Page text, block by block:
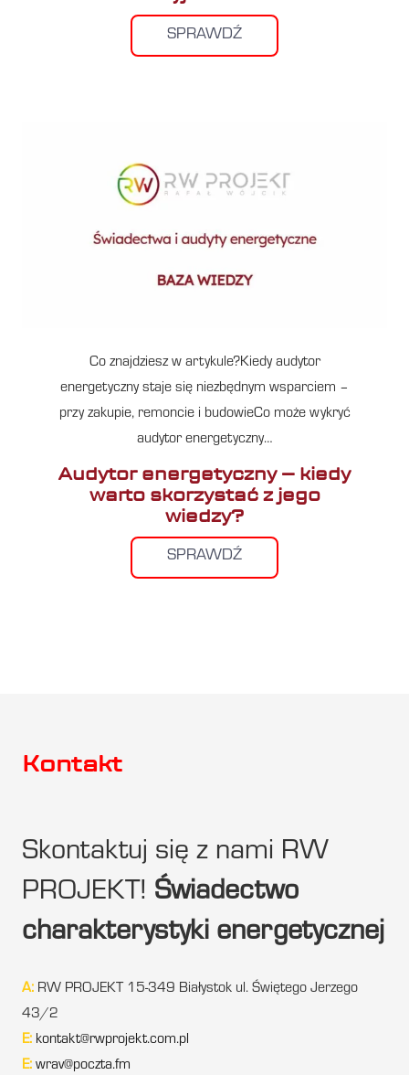
SPRAWDŹ
Co znajdziesz w artykule?Kiedy audytor
energetyczny staje się niezbędnym wsparciem –
przy zakupie, remoncie i budowieCo może wykryć
audytor energetyczny…
Audytor energetyczny – kiedy
warto skorzystać z jego
wiedzy?
SPRAWDŹ
Kontakt
Skontaktuj się z nami RW
PROJEKT! Świadectwo
charakterystyki energetycznej
A: RW PROJEKT 15-349 Białystok ul. Świętego Jerzego
43/2
E: kontakt@rwprojekt.com.pl
E: wrav@poczta.fm